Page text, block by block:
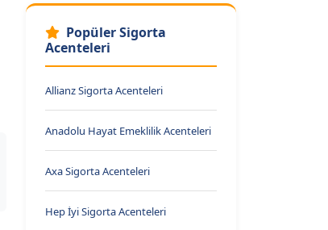
Popüler Sigorta
Acenteleri
Allianz Sigorta Acenteleri
Anadolu Hayat Emeklilik Acenteleri
Axa Sigorta Acenteleri
Hep İyi Sigorta Acenteleri